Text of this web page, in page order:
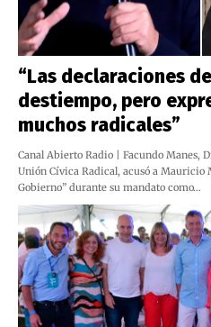
“Las declaraciones
destiempo, pero
muchos radicales”
Canal Abierto Radio | Facundo Manes,
Unión Cívica Radical, acusó a Mauricio
Gobierno” durante su mandato como…